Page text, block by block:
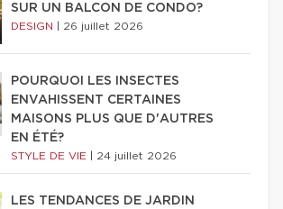
SUR UN BALCON DE CONDO?
DESIGN 26 juillet 2026
POURQUOI LES INSECTES
ENVAHISSENT CERTAINES
MAISONS PLUS QUE D'AUTRES
EN ÉTÉ?
STYLE DE VIE 24 juillet 2026
LES TENDANCES DE JARDIN